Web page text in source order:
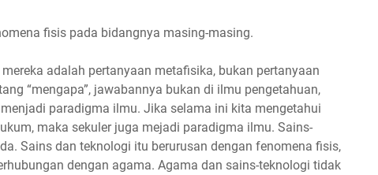
fisis pada bidangnya masing-masing.
adalah pertanyaan metafisika, bukan pertanyaan
“mengapa”, jawabannya bukan di ilmu pengetahuan,
paradigma ilmu. Jika selama ini kita mengetahui
maka sekuler juga mejadi paradigma ilmu. Sains-
Sains dan teknologi itu berurusan dengan fenomena fisis,
dengan agama. Agama dan sains-teknologi tidak